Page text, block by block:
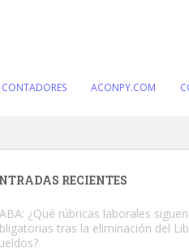
CONTADORES ACONPY.COM
RECIENTES
¿Qué rúbricas laborales
tras la eliminación del